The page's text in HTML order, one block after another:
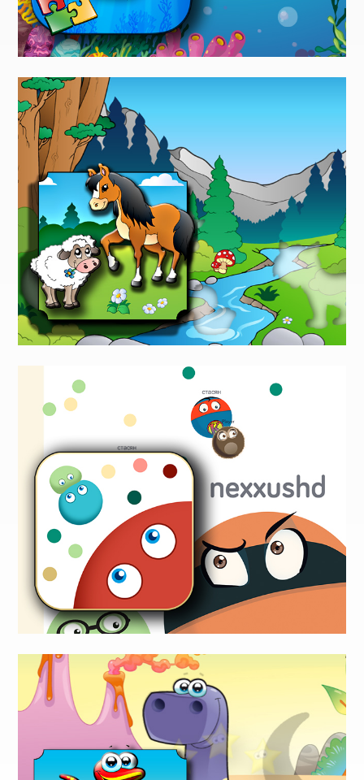
Kinderspiele
Unterwasser Puzzle Für
Kinder
Kinderspiele
Animal Puzzle
Kinderspiele